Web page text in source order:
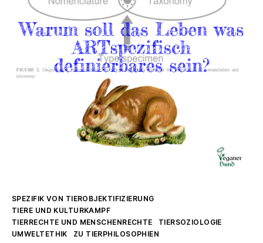
Kategorien
SPEZIFIK VON TIEROBJEKTIFIZIERUNG
TIERE UND KULTURKAMPF
TIERRECHTE UND MENSCHENRECHTE
TIERSOZIOLOGIE
UMWELTETHIK
ZU TIERPHILOSOPHIEN